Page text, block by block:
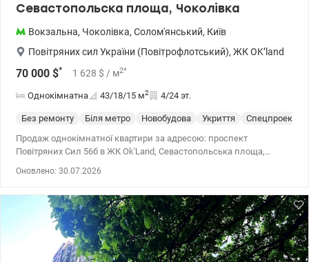
Севастопольска площа, Чоколівка
Вокзальна, Чоколівка, Солом'янський, Київ
Повітряних сил України (Повітрофлотський), ЖК OK’land
70 000 $* 1 628 $ / м2*
Однокімнатна 43/18/15 м2 4/24 эт.
Без ремонту Біля метро Новобудова Укриття Спецпроект
Продаж однокімнатної квартири за адресою: проспект
Повітряних Сил 56б в ЖК Ok'Land, Севастопольська площа,
кв.м., житлова - 15 кв.м., кухня - 18 кв.м. Планування квартири
простора кімната. Вікна виходять у двір, квартира не кутова. На
підлозі лазерна стяжка, встановлені панорамні вікна, радіатори,
броньовані вхідні двері, лічильники на все, пожежна і охоронна
сигналізація. 3 ліфти Територія ЖК знаходиться під
відеоспостереженням, є охорона. на території ЖК є підземний
Оновлено: 30.07.2026